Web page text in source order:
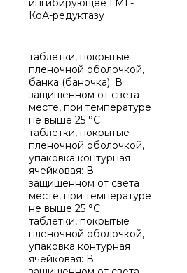
ингибирующее ГМГ-
КоА-редуктазу
таблетки, покрытые
пленочной оболочкой,
банка (баночка): В
защищенном от света
месте, при температуре
не выше 25 °C
таблетки, покрытые
пленочной оболочкой,
упаковка контурная
ячейковая: В
защищенном от света
месте, при температуре
не выше 25 °C
таблетки, покрытые
пленочной оболочкой,
упаковка контурная
ячейковая: В